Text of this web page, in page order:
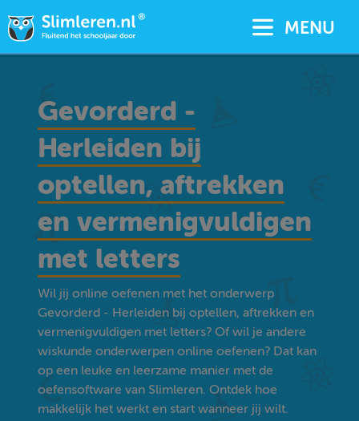
MENU
Gevorderd -
Herleiden bij
optellen, aftrekken
en vermenigvuldigen
met letters
Wil jij online oefenen met het onderwerp
Gevorderd - Herleiden bij optellen, aftrekken en
vermenigvuldigen met letters? Of wil je andere
wiskunde onderwerpen online oefenen? Dat kan
op een leuke en leerzame manier met de
oefensoftware van Slimleren. Ontdek hoe
makkelijk het werkt en start wanneer jij wilt.